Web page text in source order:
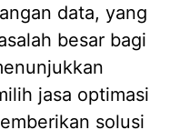
data, yang
besar bagi
jasa optimasi
solusi